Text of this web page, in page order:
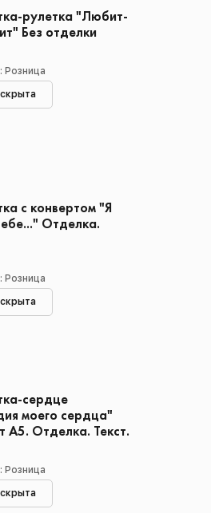
рулетка "Любит-
Без отделки
Розница
с конвертом "Я
Отделка.
Розница
сердце
моего сердца"
А5. Отделка. Текст.
Розница